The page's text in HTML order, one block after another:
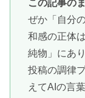
この記事の
ぜか「自分
和感の正体
純物」にあ
投稿の調律
えてAIの言